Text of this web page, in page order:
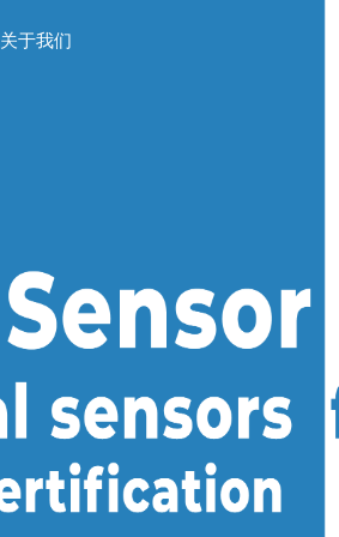
关于我们